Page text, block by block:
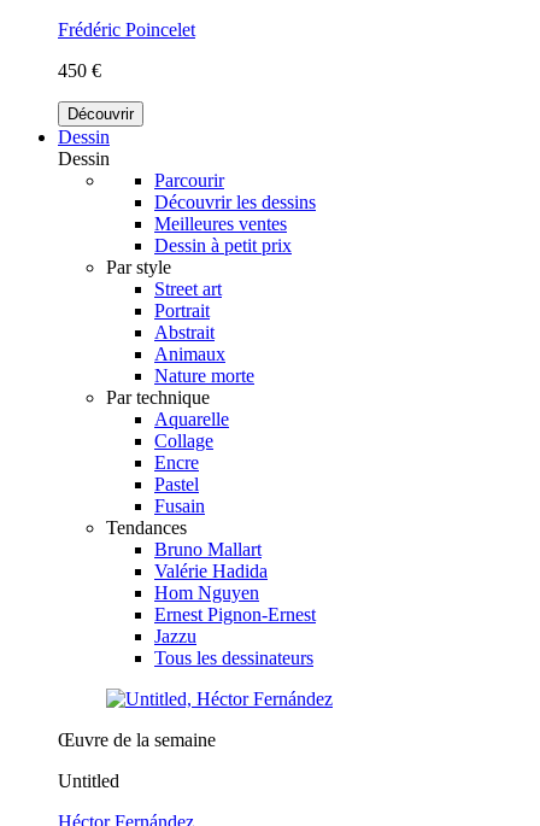
Frédéric Poincelet
450 €
Découvrir
Dessin
Dessin
Parcourir
Découvrir les dessins
Meilleures ventes
Dessin à petit prix
Par style
Street art
Portrait
Abstrait
Animaux
Nature morte
Par technique
Aquarelle
Collage
Encre
Pastel
Fusain
Tendances
Bruno Mallart
Valérie Hadida
Hom Nguyen
Ernest Pignon-Ernest
Jazzu
Tous les dessinateurs
Œuvre de la semaine
Untitled
Héctor Fernández